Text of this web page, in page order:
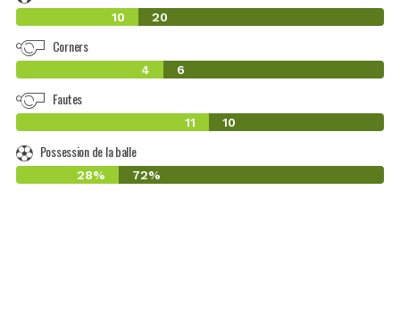
10 20
Corners
4 6
Fautes
11 10
Possession de la balle
28% 72%